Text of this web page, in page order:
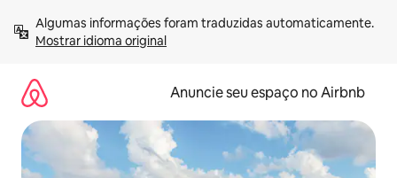
para
Mostrar idioma original
Anuncie seu espaço no Airbnb